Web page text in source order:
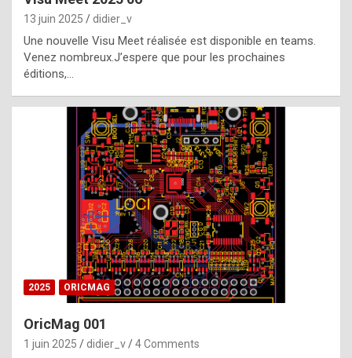
t
t
e
b
e
s
t
p
h
o
n
y
13 juin 2025 didier_v
Une nouvelle Visu Meet réalisée est disponible en teams.
Venez nombreux.J’espere que pour les prochaines
éditions,…
2025 ORICMAG
OricMag 001
1 juin 2025 didier_v 4 Comments